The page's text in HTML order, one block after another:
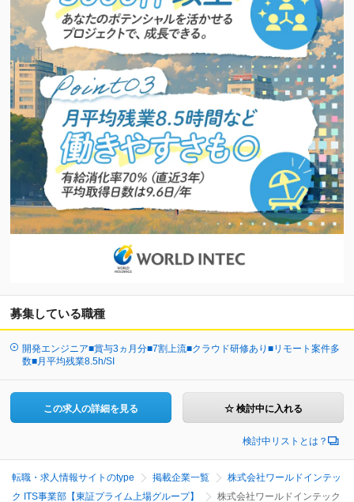
募集している職種
開発エンジニア■賞与3ヵ月分■7割上流■クラウド研修あり■リモート案件多
数■月平均残業8.5h/SI
この求人の詳細を見る ☆ 検討中に入れる
検討中リストとは？
転職・求人情報サイトのtype 掲載企業一覧
株式会社ワールドインテッ
ク ITS事業部【東証プライム上場グループ】
株式会社ワールドインテック